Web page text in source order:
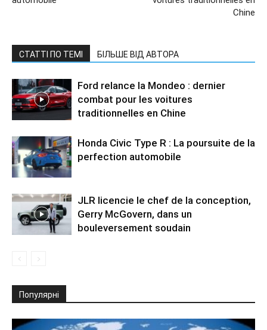
Chine
СТАТТІ ПО ТЕМІ БІЛЬШЕ ВІД АВТОРА
Ford relance la Mondeo : dernier
combat pour les voitures
traditionnelles en Chine
Honda Civic Type R : La poursuite de la
perfection automobile
JLR licencie le chef de la conception,
Gerry McGovern, dans un
bouleversement soudain
Популярні